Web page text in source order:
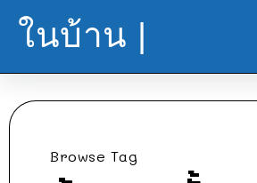
ในบ้าน |
Browse Tag